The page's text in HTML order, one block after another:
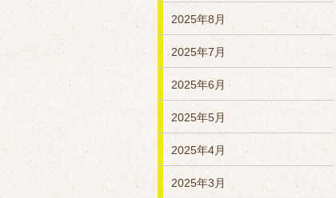
2025年8月
2025年7月
2025年6月
2025年5月
2025年4月
2025年3月